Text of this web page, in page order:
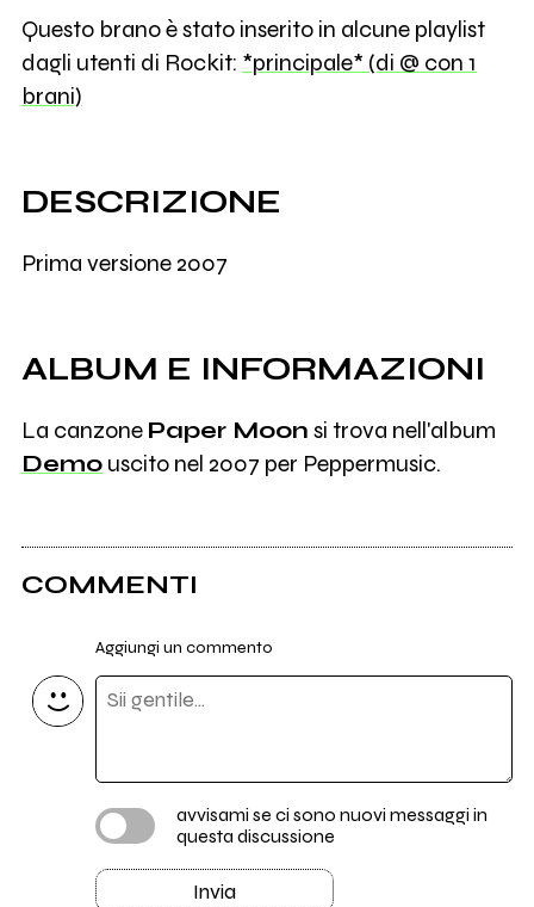
Questo brano è stato inserito in alcune playlist
dagli utenti di Rockit: *principale* (di @ con 1
brani)
DESCRIZIONE
Prima versione 2007
ALBUM E INFORMAZIONI
La canzone Paper Moon si trova nell'album
Demouscito nel 2007 per Peppermusic.
COMMENTI
Aggiungi un commento
avvisami se ci sono nuovi messaggi in
questa discussione
Invia